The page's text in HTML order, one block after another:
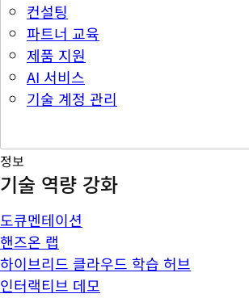
컨설팅
파트너 교육
제품 지원
AI 서비스
기술 계정 관리
정보
기술 역량 강화
도큐멘테이션
핸즈온 랩
하이브리드 클라우드 학습 허브
인터랙티브 데모